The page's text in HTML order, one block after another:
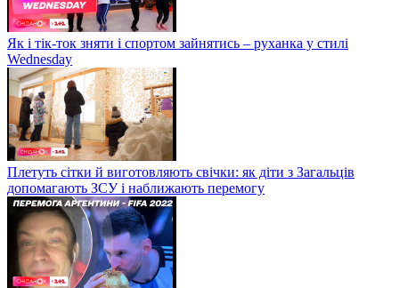
Як і тік-ток зняти і спортом зайнятись – руханка у стилі
Wednesday
Плетуть сітки й виготовляють свічки: як діти з Загальців
допомагають ЗСУ і наближають перемогу